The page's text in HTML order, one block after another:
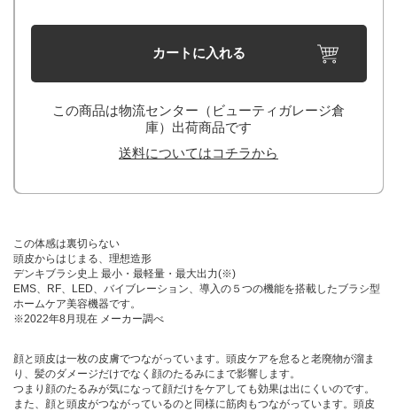
カートに入れる
この商品は物流センター（ビューティガレージ倉
庫）出荷商品です
送料についてはコチラから
この体感は裏切らない
頭皮からはじまる、理想造形
デンキブラシ史上 最小・最軽量・最大出力(※)
EMS、RF、LED、バイブレーション、導入の５つの機能を搭載したブラシ型
ホームケア美容機器です。
※2022年8月現在 メーカー調べ
顔と頭皮は一枚の皮膚でつながっています。頭皮ケアを怠ると老廃物が溜ま
り、髪のダメージだけでなく顔のたるみにまで影響します。
つまり顔のたるみが気になって顔だけをケアしても効果は出にくいのです。
また、顔と頭皮がつながっているのと同様に筋肉もつながっています。頭皮